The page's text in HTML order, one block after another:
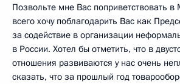
Позвольте мне Вас поприветствовать
всего хочу поблагодарить Вас как
за содействие в организации
в России. Хотел бы отметить, что в
отношения развиваются у нас очень
сказать, что за прошлый год